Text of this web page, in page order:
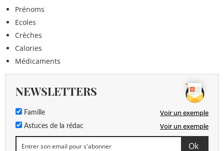
Prénoms
Ecoles
Crèches
Calories
Médicaments
NEWSLETTERS
Famille Voir un exemple
Astuces de la rédac Voir un exemple